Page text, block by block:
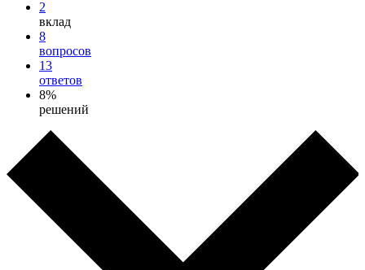
2
вклад
8
вопросов
13
ответов
8%
решений